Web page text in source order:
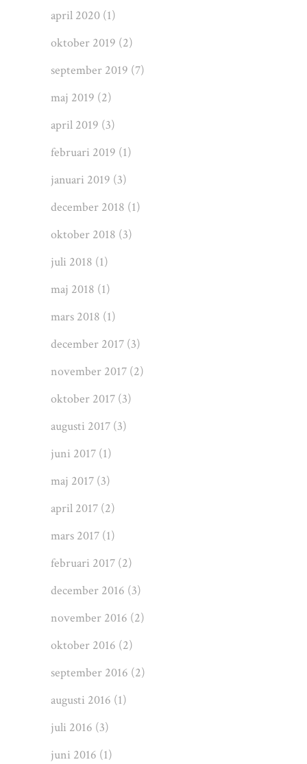
april 2020 (1)
oktober 2019 (2)
september 2019 (7)
maj 2019 (2)
april 2019 (3)
februari 2019 (1)
januari 2019 (3)
december 2018 (1)
oktober 2018 (3)
juli 2018 (1)
maj 2018 (1)
mars 2018 (1)
december 2017 (3)
november 2017 (2)
oktober 2017 (3)
augusti 2017 (3)
juni 2017 (1)
maj 2017 (3)
april 2017 (2)
mars 2017 (1)
februari 2017 (2)
december 2016 (3)
november 2016 (2)
oktober 2016 (2)
september 2016 (2)
augusti 2016 (1)
juli 2016 (3)
juni 2016 (1)